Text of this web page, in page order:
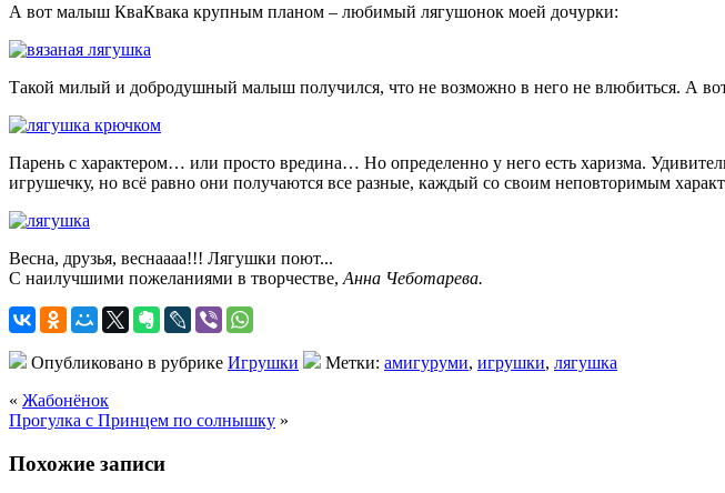
А вот малыш КваКвака крупным планом – любимый лягушонок моей дочурки:
Такой милый и добродушный малыш получился, что не возможно в него не влюбиться. А
Парень с характером… или просто вредина… Но определенно у него есть харизма.
игрушечку, но всё равно они получаются все разные, каждый со своим неповторимым
Весна, друзья, веснаааа!!! Лягушки поют...
С наилучшими пожеланиями в творчестве, Анна Чеботарева.
Опубликовано в рубрике Игрушки Метки: амигуруми, игрушки, лягушка
« Жабонёнок
Прогулка с Принцем по солнышку »
Похожие записи